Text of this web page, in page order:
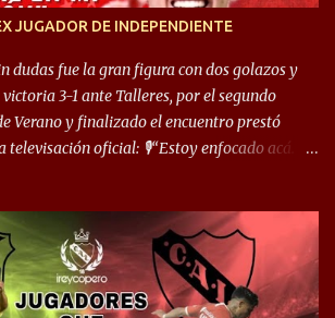
Pero yo soy un hombre que pica mucho y
Sobre lo que le pide el DT,
de 9, obviamente me pide presionar, y
JUGADOR DE INDEPENDIENTE
dudas fue la gran figura con dos golazos y
3-1 ante Talleres, por el segundo
Verano y finalizado el encuentro prestó
televisación oficial: 🎙️“Estoy enfocado acá.
el club y para mí. Independiente va a estar
🎙️“Siempre que me tocó vestir la camiseta
me toca marcharme, estoy agradecido al
hizo un gran trabajo, quedó demostrado en el